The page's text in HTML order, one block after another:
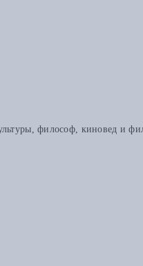
философ, киновед и